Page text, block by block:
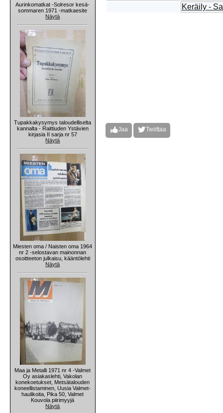
Aurinkomatkat -Solresor kesä-
sommaren 1971 -matkaesite
Näytä
Tupakkakysymys taloudelliselta
kannalta - Raittiuden Ystävien
kirjasia II sarja nr 57
Näytä
Miesten oma / Naisten oma 1964
nr 2 -selostavan mainonnan
osoitteeton julkaisu, kääntölehti
Näytä
Maa ja Metalli 1971 nr 4 -Valmet
Oy asiakaslehti, Vakolan
konekoetukset, Metsätalouden
koneellistaminen, Uusia Valmet-
haulikoita, Pika 50, Valmet
Kouvola piirimyyjä
Näytä
Keräily -
Jaa Twiittaa